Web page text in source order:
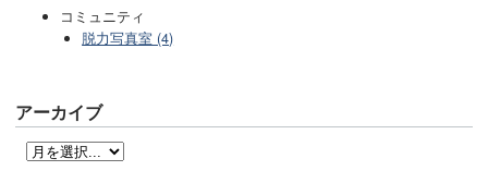
コミュニティ
脱力写真室 (4)
アーカイブ